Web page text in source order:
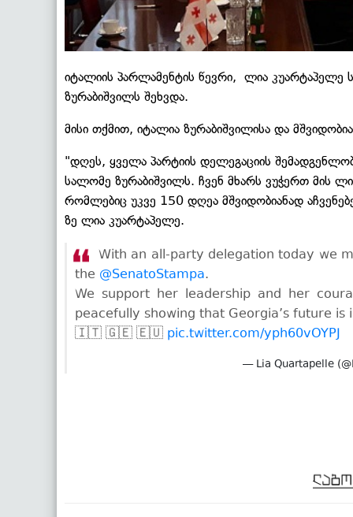
იტალიის პარლამენტის წევრი, ლია
ზურაბიშვილს შეხვდა.
მისი თქმით, იტალია ზურაბიშვილისა და
"დღეს, ყველა პარტიის დელეგაციის
სალომე ზურაბიშვილს. ჩვენ მხარს ვუჭერთ მის
რომლებიც უკვე 150 დღეა მშვიდობიანად
ზე ლია კუარტაპელე.
With an all-party delegation today we
the @SenatoStampa.
We support her leadership and her
peacefully showing that Georgia’s future is
🇮🇹 🇬🇪 🇪🇺 pic.twitter.com/yph60vOYPJ
— Lia Quartapelle